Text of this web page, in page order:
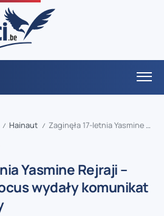
/ Hainaut / Zaginęła 17-letnia Yasmine Rejraji – policja i Child Focus wydały komunikat poszukiwawczy
Yasmine Rejraji –
wydały komunikat